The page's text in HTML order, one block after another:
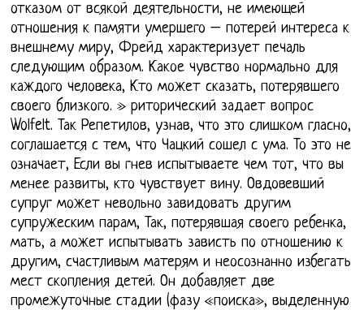
отказом от всякой деятельности, не имеющей
отношения к памяти умершего – потерей интереса к
внешнему миру, Фрейд характеризует печаль
следующим образом. Какое чувство нормально для
каждого человека, Кто может сказать, потерявшего
своего близкого. » риторический задает вопрос
Wolfelt. Так Репетилов, узнав, что это слишком гласно,
соглашается с тем, что Чацкий сошел с ума. То это не
означает, Если вы гнев испытываете чем тот, что вы
менее развиты, кто чувствует вину. Овдовевший
супруг может невольно завидовать другим
супружеским парам, Так, потерявшая своего ребенка,
мать, а может испытывать зависть по отношению к
другим, счастливым матерям и неосознанно избегать
мест скопления детей. Он добавляет две
промежуточные стадии (фазу «поиска», выделенную